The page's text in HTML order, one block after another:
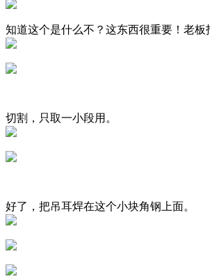
知道这个是什么不？这东西很重要！老板
切割，只取一小段用。
好了，把吊耳焊在这个小块角钢上面。